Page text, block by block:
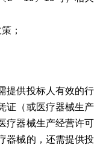
；
提供投标人有效的行
证（或医疗器械生产
疗器械生产经营许可
器械的，还需提供投